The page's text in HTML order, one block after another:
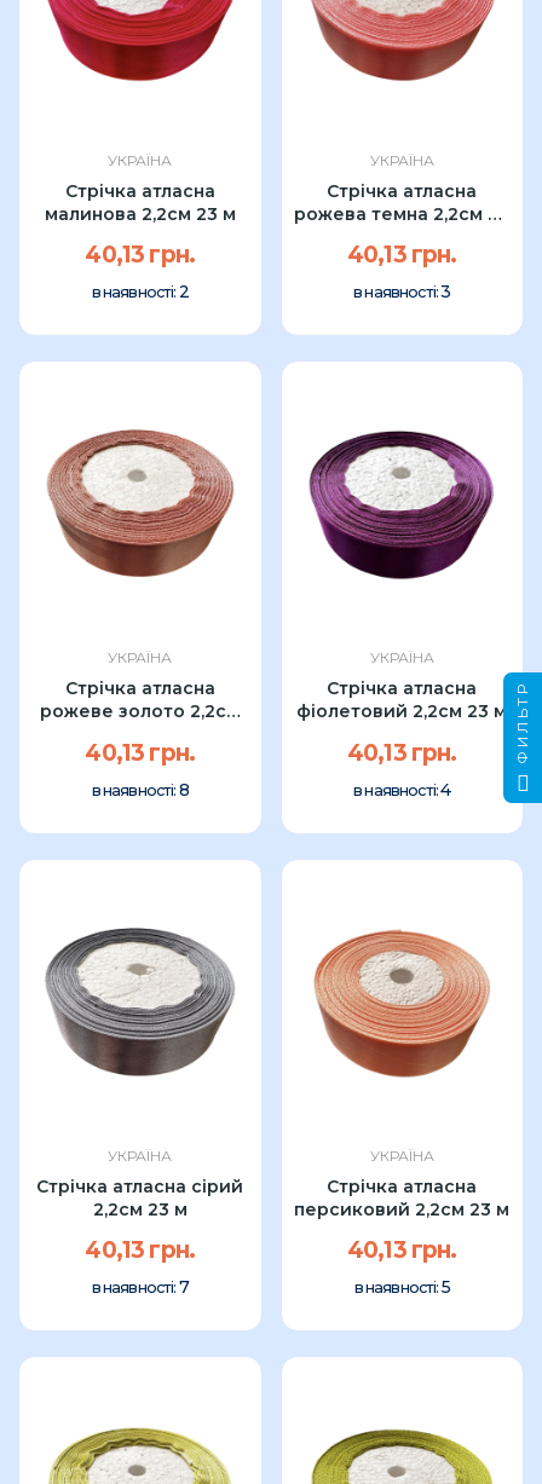
УКРАЇНА
Стрічка атласна
малинова 2,2см 23 м
40,13 грн.
в наявності: 2
УКРАЇНА
Стрічка атласна
рожева темна 2,2см 23
40,13 грн.
в наявності:3
УКРАЇНА
Стрічка атласна
рожеве золото 2,2см
40,13 грн.
в наявності: 8
УКРАЇНА
Стрічка атласна
фіолетовий 2,2см 23 м
40,13 грн.
в наявності:4
УКРАЇНА
Стрічка атласна сірий
2,2см 23 м
40,13 грн.
в наявності: 7
УКРАЇНА
Стрічка атласна
персиковий 2,2см 23 м
40,13 грн.
в наявності: 5
ФИЛЬТР